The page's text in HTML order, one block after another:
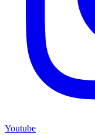
Youtube